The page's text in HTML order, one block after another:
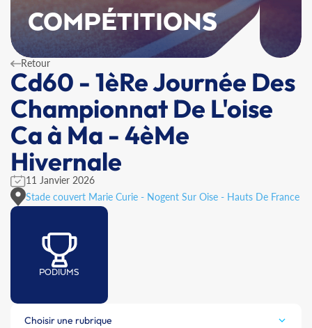
COMPÉTITIONS
Retour
Cd60 - 1èRe Journée Des
Championnat De L'oise
Ca à Ma - 4èMe
Hivernale
11 Janvier 2026
Stade couvert Marie Curie - Nogent Sur Oise - Hauts De France
PODIUMS
Choisir une rubrique